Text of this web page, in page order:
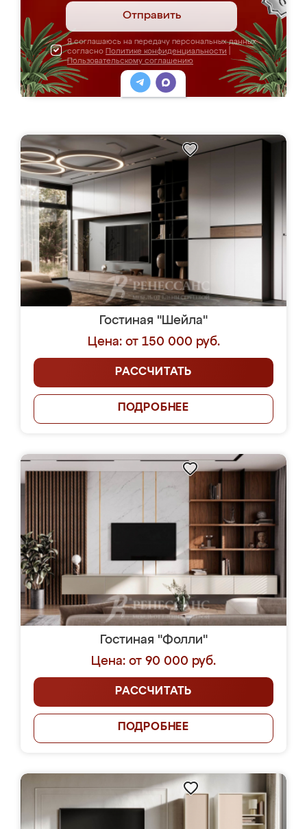
Отправить
Я соглашаюсь на передачу персональных данных
согласно Политике конфиденциальности
Пользовательскому соглашению
Гостиная "Шейла"
Цена: от 150 000 руб.
РАССЧИТАТЬ
ПОДРОБНЕЕ
Гостиная "Фолли"
Цена: от 90 000 руб.
РАССЧИТАТЬ
ПОДРОБНЕЕ